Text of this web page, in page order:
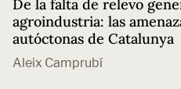
De la falta de relevo
agroindustria: las
autóctonas de Catalunya
Aleix Camprubí